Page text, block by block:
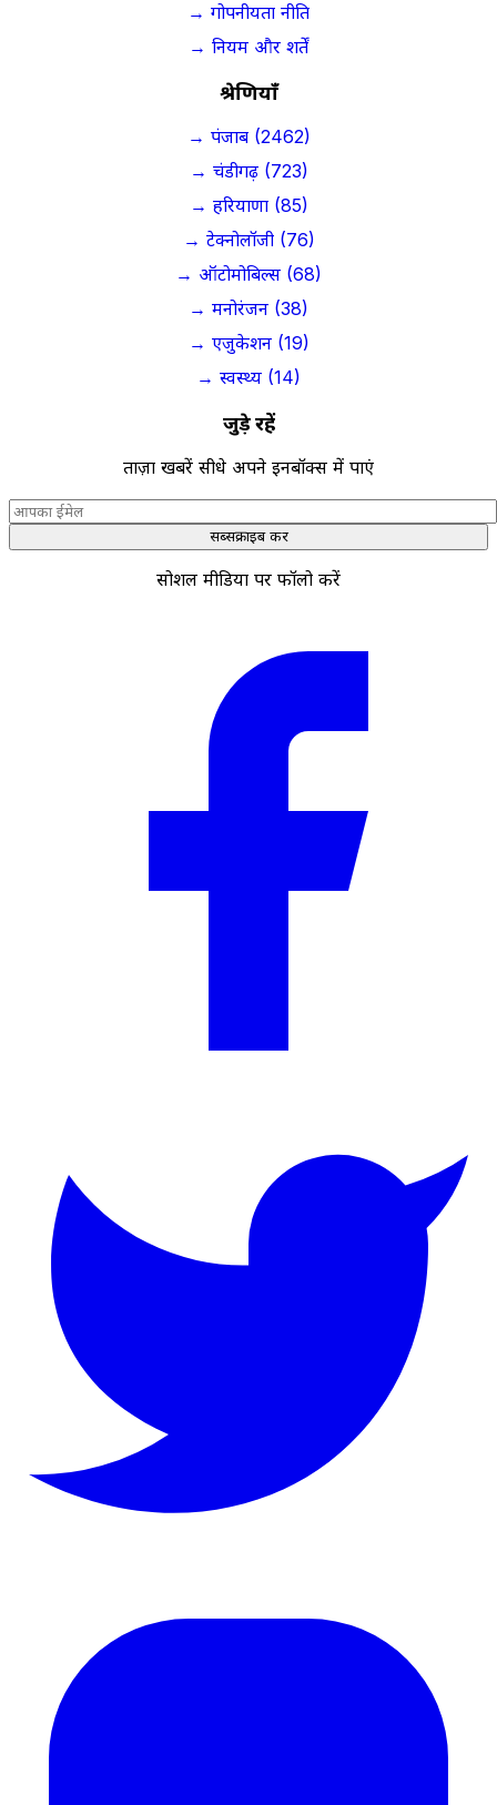
→ गोपनीयता नीति
→ नियम और शर्तें
श्रेणियाँ
→ पंजाब (2462)
→ चंडीगढ़ (723)
→ हरियाणा (85)
→ टेक्नोलॉजी (76)
→ ऑटोमोबिल्स (68)
→ मनोरंजन (38)
→ एजुकेशन (19)
→ स्वस्थ्य (14)
जुड़े रहें
ताज़ा खबरें सीधे अपने इनबॉक्स में पाएं
सब्सक्राइब करें
सोशल मीडिया पर फॉलो करें